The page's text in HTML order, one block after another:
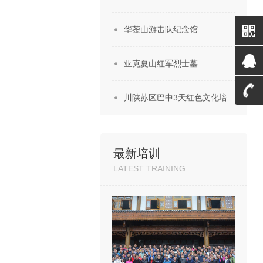
华蓥山游击队纪念馆
亚克夏山红军烈士墓
川陕苏区巴中3天红色文化培…
最新培训
LATEST TRAINING
微信
二维
QQ客